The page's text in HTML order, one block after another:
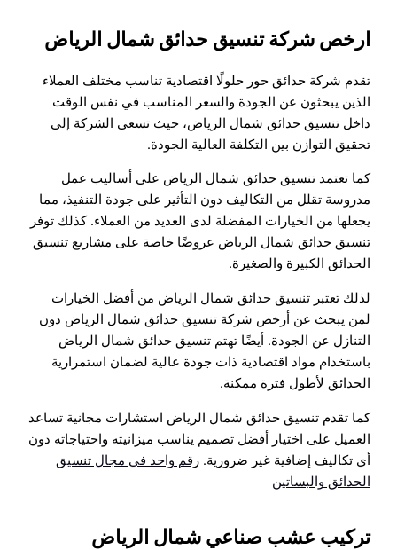
ارخص شركة تنسيق حدائق شمال الرياض
تقدم شركة حدائق حور حلولًا اقتصادية تناسب مختلف العملاء
الذين يبحثون عن الجودة والسعر المناسب في نفس الوقت
داخل تنسيق حدائق شمال الرياض، حيث تسعى الشركة إلى
تحقيق التوازن بين التكلفة العالية الجودة.
كما تعتمد تنسيق حدائق شمال الرياض على أساليب عمل
مدروسة تقلل من التكاليف دون التأثير على جودة التنفيذ، مما
يجعلها من الخيارات المفضلة لدى العديد من العملاء. كذلك توفر
تنسيق حدائق شمال الرياض عروضًا خاصة على مشاريع تنسيق
الحدائق الكبيرة والصغيرة.
لذلك تعتبر تنسيق حدائق شمال الرياض من أفضل الخيارات
لمن يبحث عن أرخص شركة تنسيق حدائق شمال الرياض دون
التنازل عن الجودة. أيضًا تهتم تنسيق حدائق شمال الرياض
باستخدام مواد اقتصادية ذات جودة عالية لضمان استمرارية
الحدائق لأطول فترة ممكنة.
كما تقدم تنسيق حدائق شمال الرياض استشارات مجانية تساعد
العميل على اختيار أفضل تصميم يناسب ميزانيته واحتياجاته دون
أي تكاليف إضافية غير ضرورية.رقم واحد في مجال تنسيق
الحدائق والبساتين
تركيب عشب صناعي شمال الرياض